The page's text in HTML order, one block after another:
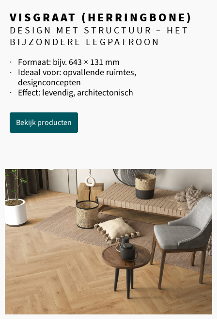
VISGRAAT (HERRINGBONE)
DESIGN MET STRUCTUUR – HET
BIJZONDERE LEGPATROON
· Formaat: bijv. 643 × 131 mm
· Ideaal voor: opvallende ruimtes,
designconcepten
· Effect: levendig, architectonisch
Bekijk producten